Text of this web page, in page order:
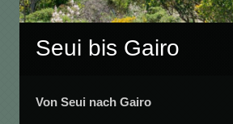
Seui bis Gairo
Von Seui nach Gairo